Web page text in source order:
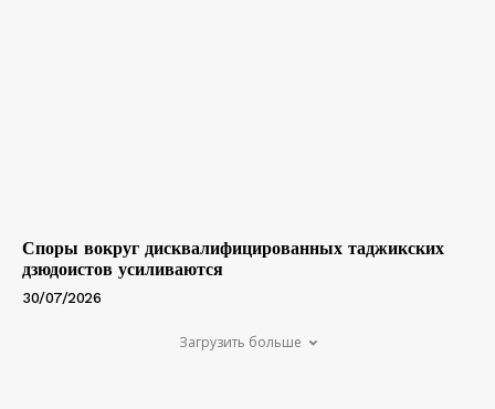
Споры вокруг дисквалифицированных таджикских
дзюдоистов усиливаются
30/07/2026
Загрузить больше